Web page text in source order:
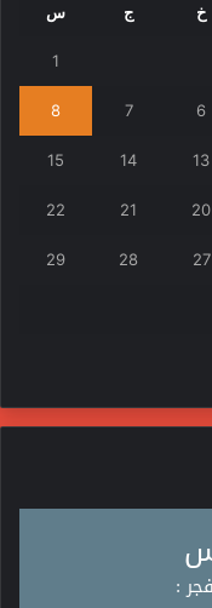
خ ج س
1
6
7
8
13
14
15
20
21
22
27
28
29